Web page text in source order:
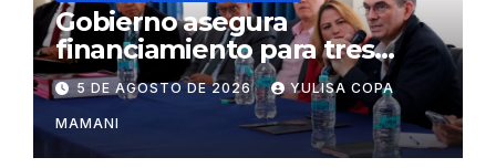
Gobierno asegura
financiamiento para tres
proyectos estratégicos de
Chuquisaca
5 DE AGOSTO DE 2026 YULISA COPA
MAMANI